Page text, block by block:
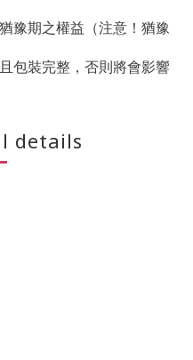
豫期之權益（注意！猶豫
包裝完整，否則將會影響
details